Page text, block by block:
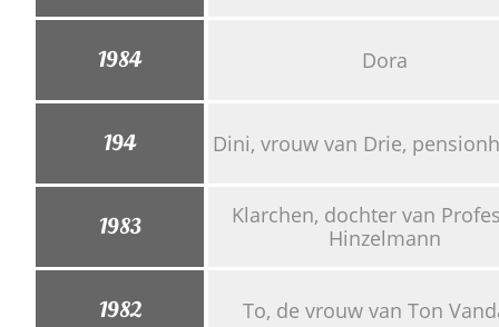
Dora
1984
Dini, vrouw van Drie,
194
Klarchen, dochter van
Hinzelmann
1983
To, de vrouw van Ton
1982